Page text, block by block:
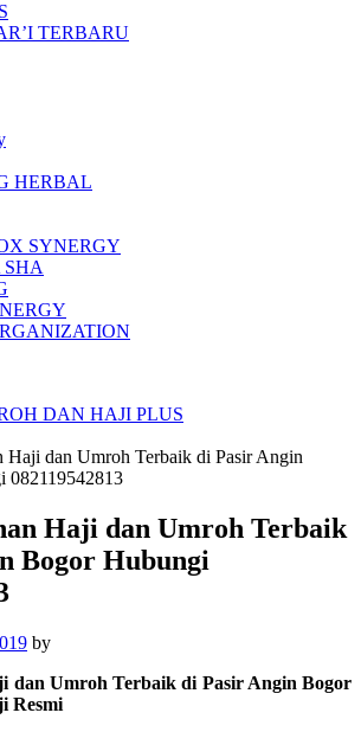
TERBARU
HERBAL
SYNERGY
DAN HAJI PLUS
Haji dan Umroh Terbaik di Pasir Angin
082119542813
Haji dan Umroh Terbaik
Bogor Hubungi
by
dan Umroh Terbaik di Pasir Angin Bogor
Resmi